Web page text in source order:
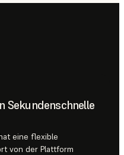
Sekundenschnelle
eine flexible
von der Plattform